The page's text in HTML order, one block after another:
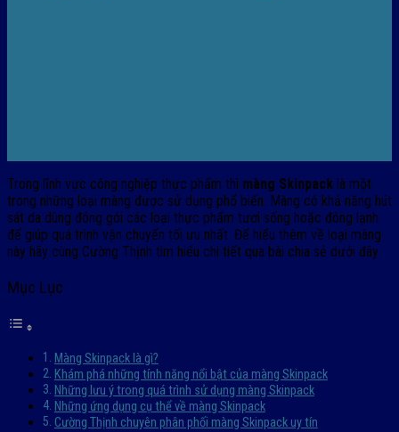
Trong lĩnh vực công nghiệp thực phẩm thì màng Skinpack là một
trong những loại màng được sử dụng phổ biến. Màng có khả năng hút
sát da dùng đóng gói các loại thực phẩm tươi sống hoặc đông lạnh
để giúp quá trình vận chuyển tối ưu nhất. Để hiểu thêm về loại màng
này hãy cùng Cường Thịnh tìm hiểu chi tiết qua bài chia sẻ dưới đây.
Mục Lục
Màng Skinpack là gì?
Khám phá những tính năng nổi bật của màng Skinpack
Những lưu ý trong quá trình sử dụng màng Skinpack
Những ứng dụng cụ thể về màng Skinpack
Cường Thịnh chuyên phân phối màng Skinpack uy tín